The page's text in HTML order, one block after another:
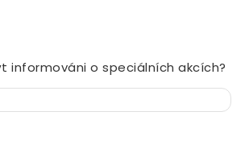
informováni o speciálních akcích?